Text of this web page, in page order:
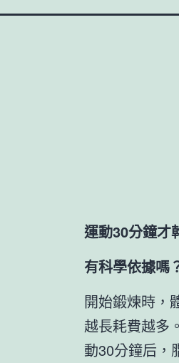
運動30分鐘才
有科學依據嗎
開始鍛煉時，
越長耗費越多
動30分鐘后，